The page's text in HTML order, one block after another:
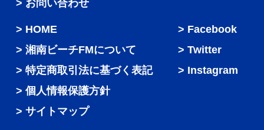
> お問い合わせ
HOME
湘南ビーチFMについて
特定商取引法に基づく表記
個人情報保護方針
サイトマップ
Facebook
Twitter
Instagram